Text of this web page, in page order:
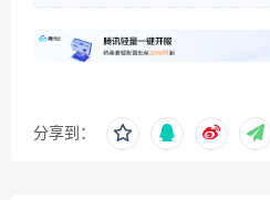
分享到：